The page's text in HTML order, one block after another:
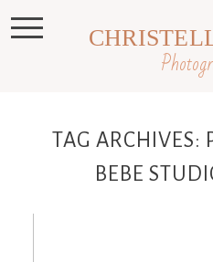
TAG ARCHIVES:
BEBE